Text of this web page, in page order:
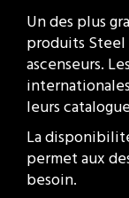
Un des plus
produits Steel
ascenseurs.
leurs
La
permet aux
besoin.